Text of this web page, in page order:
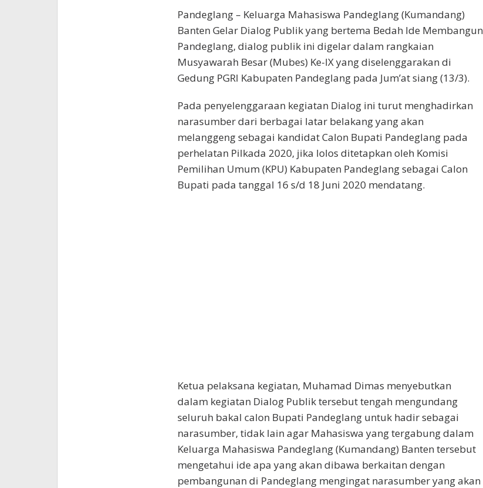
Pandeglang – Keluarga Mahasiswa Pandeglang (Kumandang)
Banten Gelar Dialog Publik yang bertema Bedah Ide Membangun
Pandeglang, dialog publik ini digelar dalam rangkaian
Musyawarah Besar (Mubes) Ke-IX yang diselenggarakan di
Gedung PGRI Kabupaten Pandeglang pada Jum’at siang (13/3).
Pada penyelenggaraan kegiatan Dialog ini turut menghadirkan
narasumber dari berbagai latar belakang yang akan
melanggeng sebagai kandidat Calon Bupati Pandeglang pada
perhelatan Pilkada 2020, jika lolos ditetapkan oleh Komisi
Pemilihan Umum (KPU) Kabupaten Pandeglang sebagai Calon
Bupati pada tanggal 16 s/d 18 Juni 2020 mendatang.
Ketua pelaksana kegiatan, Muhamad Dimas menyebutkan
dalam kegiatan Dialog Publik tersebut tengah mengundang
seluruh bakal calon Bupati Pandeglang untuk hadir sebagai
narasumber, tidak lain agar Mahasiswa yang tergabung dalam
Keluarga Mahasiswa Pandeglang (Kumandang) Banten tersebut
mengetahui ide apa yang akan dibawa berkaitan dengan
pembangunan di Pandeglang mengingat narasumber yang akan